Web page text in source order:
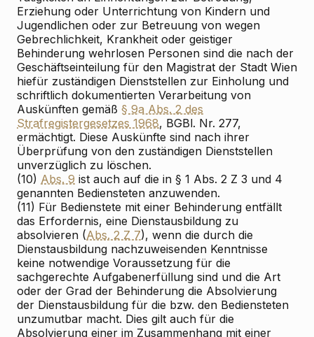
Erziehung oder Unterrichtung von Kindern und
Jugendlichen oder zur Betreuung von wegen
Gebrechlichkeit, Krankheit oder geistiger
Behinderung wehrlosen Personen sind die nach der
Geschäftseinteilung für den Magistrat der Stadt Wien
hiefür zuständigen Dienststellen zur Einholung und
schriftlich dokumentierten Verarbeitung von
Auskünften gemäß § 9a Abs. 2 des
Strafregistergesetzes 1968, BGBl. Nr. 277,
ermächtigt. Diese Auskünfte sind nach ihrer
Überprüfung von den zuständigen Dienststellen
unverzüglich zu löschen.
(10) Abs. 9 ist auch auf die in § 1 Abs. 2 Z 3 und 4
genannten Bediensteten anzuwenden.
(11) Für Bedienstete mit einer Behinderung entfällt
das Erfordernis, eine Dienstausbildung zu
absolvieren (Abs. 2 Z 7), wenn die durch die
Dienstausbildung nachzuweisenden Kenntnisse
keine notwendige Voraussetzung für die
sachgerechte Aufgabenerfüllung sind und die Art
oder der Grad der Behinderung die Absolvierung
der Dienstausbildung für die bzw. den Bediensteten
unzumutbar macht. Dies gilt auch für die
Absolvierung einer im Zusammenhang mit einer